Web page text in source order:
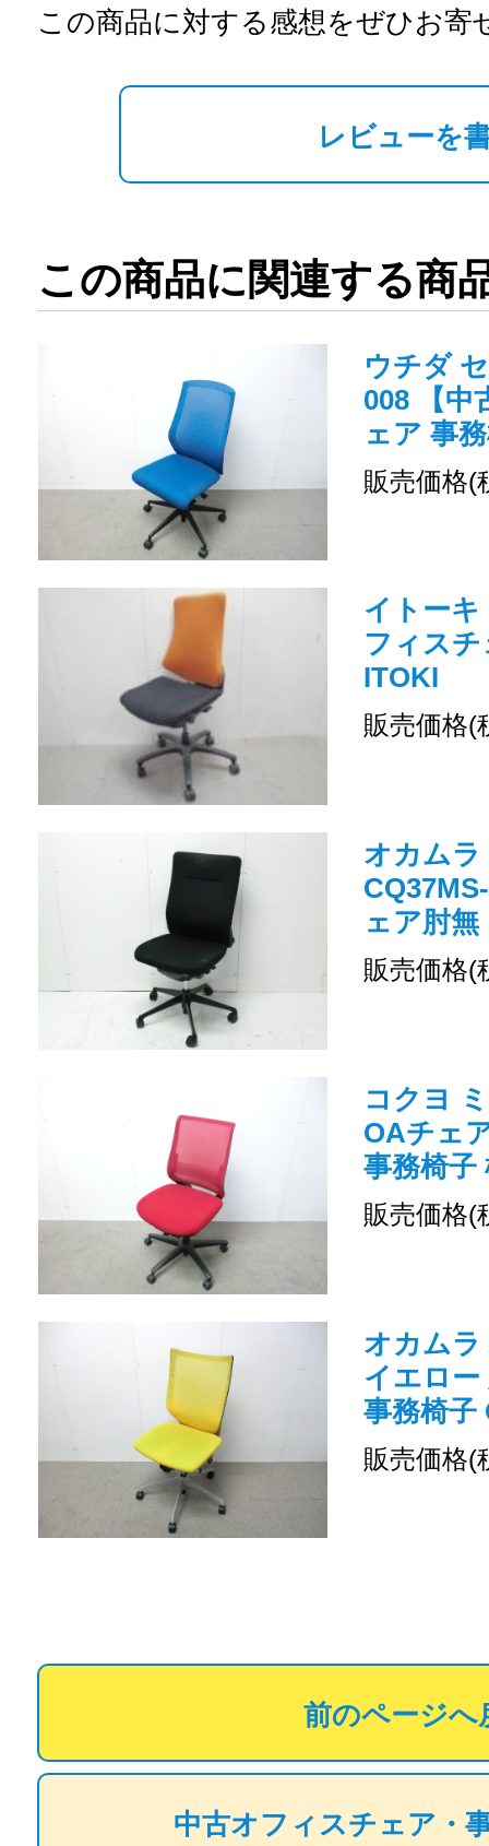
この商品に対する感想をぜひお寄
レビューを
この商品に関連する商
ウチダ
008 【中
ェア 事
販売価格(
イトーキ
フィスチ
ITOKI
販売価格(
オカムラ
ェア肘無
販売価格(
コクヨ
OAチェ
事務椅子
販売価格(
オカムラ
イエロ
事務椅子
販売価格(
前のページへ
中古オフィスチェア・